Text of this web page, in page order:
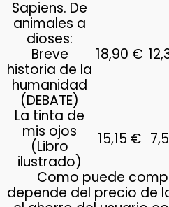
Sapiens. De
animales a
dioses:
Breve
historia de la
humanidad
(DEBATE)
18,90 €
La tinta de
mis ojos
(Libro
ilustrado)
15,15 €
Como puede
depende del precio de